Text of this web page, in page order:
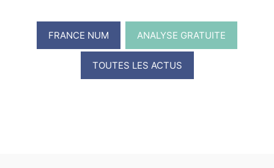
FRANCE NUM ANALYSE GRATUITE
TOUTES LES ACTUS